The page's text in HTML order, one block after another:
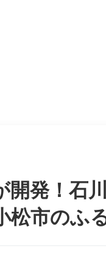
開発！石
松市のふ